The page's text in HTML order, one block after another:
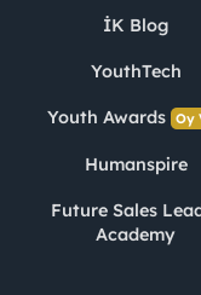
İK Blog
YouthTech
Youth Awards Oy
Humanspire
Future Sales
Academy